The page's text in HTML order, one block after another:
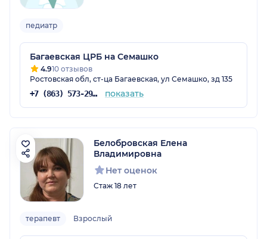
педиатр
Багаевская ЦРБ на Семашко
4.910 отзывов
Ростовская обл, ст-ца Багаевская, ул Семашко, зд 135
+7 (863) 573-29-78 показать
Белобровская Елена
Владимировна
Нет оценок
Стаж 18 лет
терапевт Взрослый